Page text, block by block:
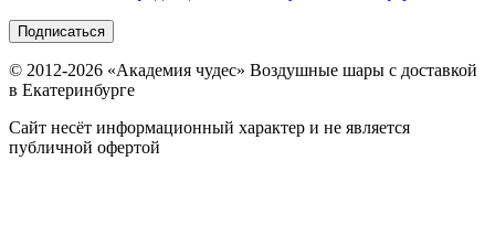
Подписаться
© 2012-2026 «Академия чудес» Воздушные шары с доставкой
в Екатеринбурге
Сайт несёт информационный характер и не является
публичной офертой